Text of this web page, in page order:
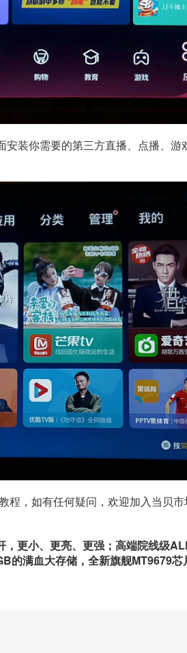
安装你需要的第三方直播、点播、游
程，如有任何疑问，欢迎加入当贝
更小、更亮、更强；高端院线级
的满血大存储，全新旗舰MT9679